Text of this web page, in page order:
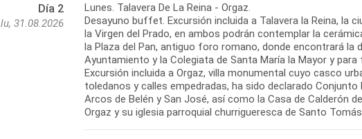
Día 2
lu, 31.08.2026
Lunes. Talavera De La Reina - Orgaz.
Desayuno buffet. Excursión incluida a Talavera la Reina, la
la Virgen del Prado, en ambos podrán contemplar la
la Plaza del Pan, antiguo foro romano, donde encontrará
Ayuntamiento y la Colegiata de Santa María la Mayor y
Excursión incluida a Orgaz, villa monumental cuyo casco
toledanos y calles empedradas, ha sido declarado
Arcos de Belén y San José, así como la Casa de Calderón